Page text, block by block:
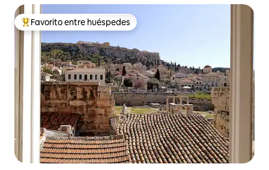
Favorito entre huéspedes preferido
Favorito entre huéspedes